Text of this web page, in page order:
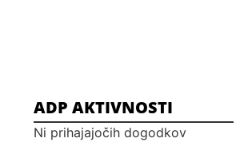
ADP AKTIVNOSTI
Ni prihajajočih dogodkov